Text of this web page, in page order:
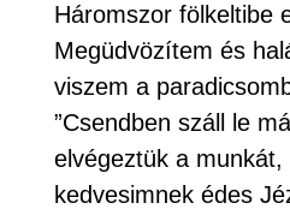
Háromszor fölkeltibe
Megüdvözítem és
viszem a
”Csendben száll le
elvégeztük a
kedvesimnek édes